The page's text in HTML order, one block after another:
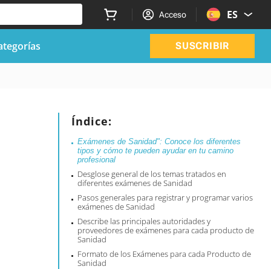
Acceso ES
SUSCRIBIR
Índice:
Exámenes de Sanidad": Conoce los diferentes
tipos y cómo te pueden ayudar en tu camino
profesional
Desglose general de los temas tratados en
diferentes exámenes de Sanidad
Pasos generales para registrar y programar varios
exámenes de Sanidad
Describe las principales autoridades y
proveedores de exámenes para cada producto de
Sanidad
Formato de los Exámenes para cada Producto de
Sanidad